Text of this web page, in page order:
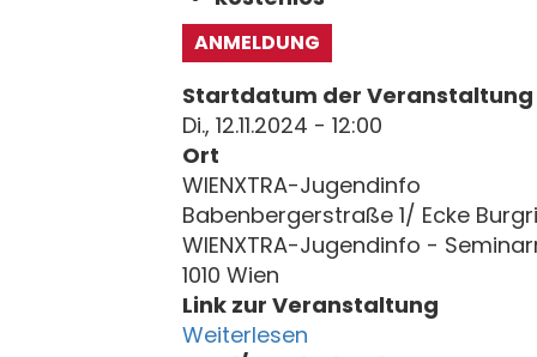
ANMELDUNG
Startdatum der Veranstaltung
Di., 12.11.2024 - 12:00
Ort
WIENXTRA-Jugendinfo
Babenbergerstraße 1/ Ecke
WIENXTRA-Jugendinfo -
1010 Wien
Link zur Veranstaltung
Weiterlesen